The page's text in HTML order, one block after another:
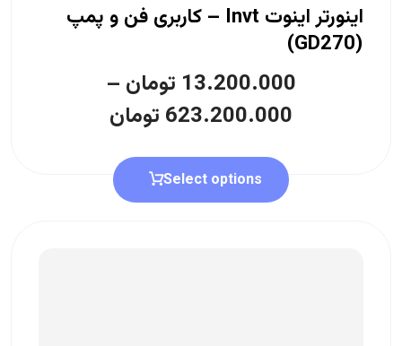
اینورتر اینوت Invt – کاربری فن و پمپ
(GD270)
13.200.000 تومان –
623.200.000 تومان
Select options